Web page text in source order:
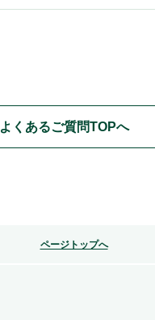
よくあるご質問TOPへ
ページトップへ